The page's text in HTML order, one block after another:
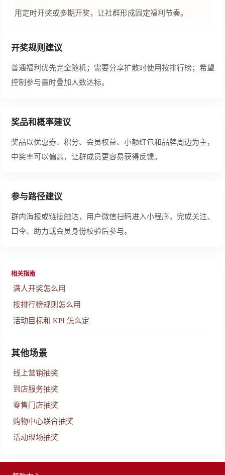
用定时开奖或多期开奖，让社群形成固定福利节奏。
开奖规则建议
普通福利优先完全随机；需要分享扩散时使用按排行榜；希望
控制参与量时叠加人数达标。
奖品和概率建议
奖品以优惠券、积分、会员权益、小额红包和品牌周边为主，
中奖率可以偏高，让群成员更容易获得反馈。
参与路径建议
群内海报或链接触达，用户微信扫码进入小程序，完成关注、
口令、助力或会员身份校验后参与。
相关指南
满人开奖怎么用
按排行榜规则怎么用
活动目标和 KPI 怎么定
其他场景
线上营销抽奖
到店服务抽奖
零售门店抽奖
购物中心联合抽奖
活动现场抽奖